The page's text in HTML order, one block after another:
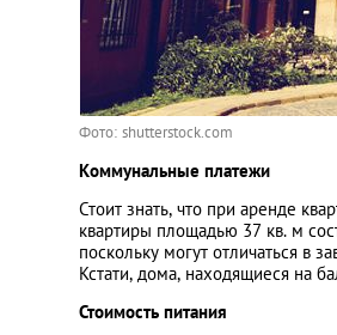
Фото: shutterstock.com
Коммунальные платежи
Стоит знать, что при аренде
квартиры площадью 37 кв. м
поскольку могут отличаться в
Кстати, дома, находящиеся на
Стоимость питания